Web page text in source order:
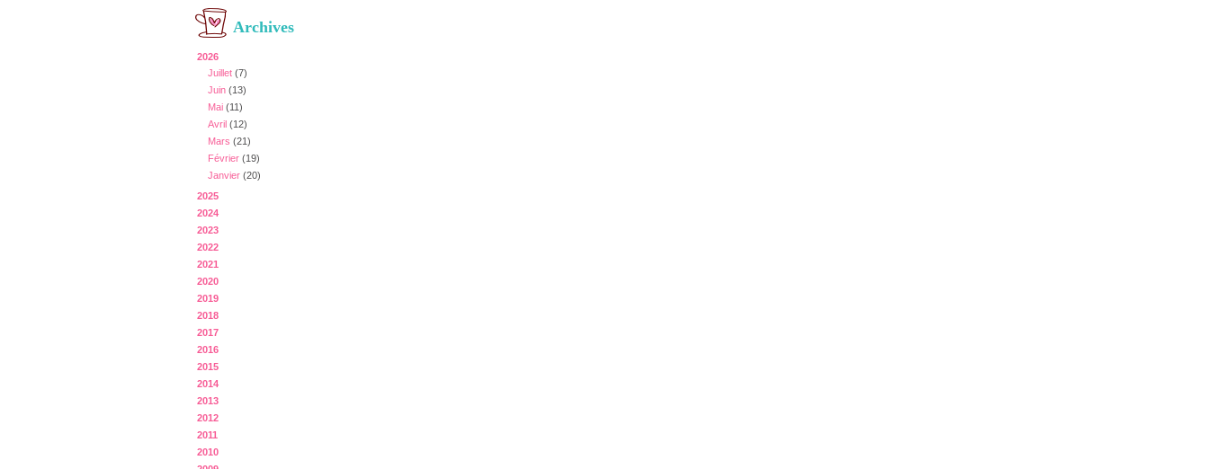
Archives
2026
Juillet (7)
Juin (13)
Mai (11)
Avril (12)
Mars (21)
Février (19)
Janvier (20)
2025
2024
2023
2022
2021
2020
2019
2018
2017
2016
2015
2014
2013
2012
2011
2010